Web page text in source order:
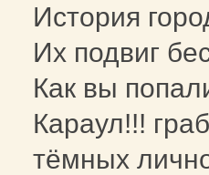
История
Их подвиг
Как вы
Караул!!!
тёмных